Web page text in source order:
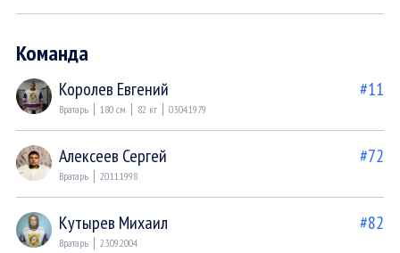
Команда
Королев Евгений #11
Вратарь 180 см 82 кг 03.04.1979
Алексеев Сергей #72
Вратарь 20.11.1998
Кутырев Михаил #82
Вратарь 23.09.2004